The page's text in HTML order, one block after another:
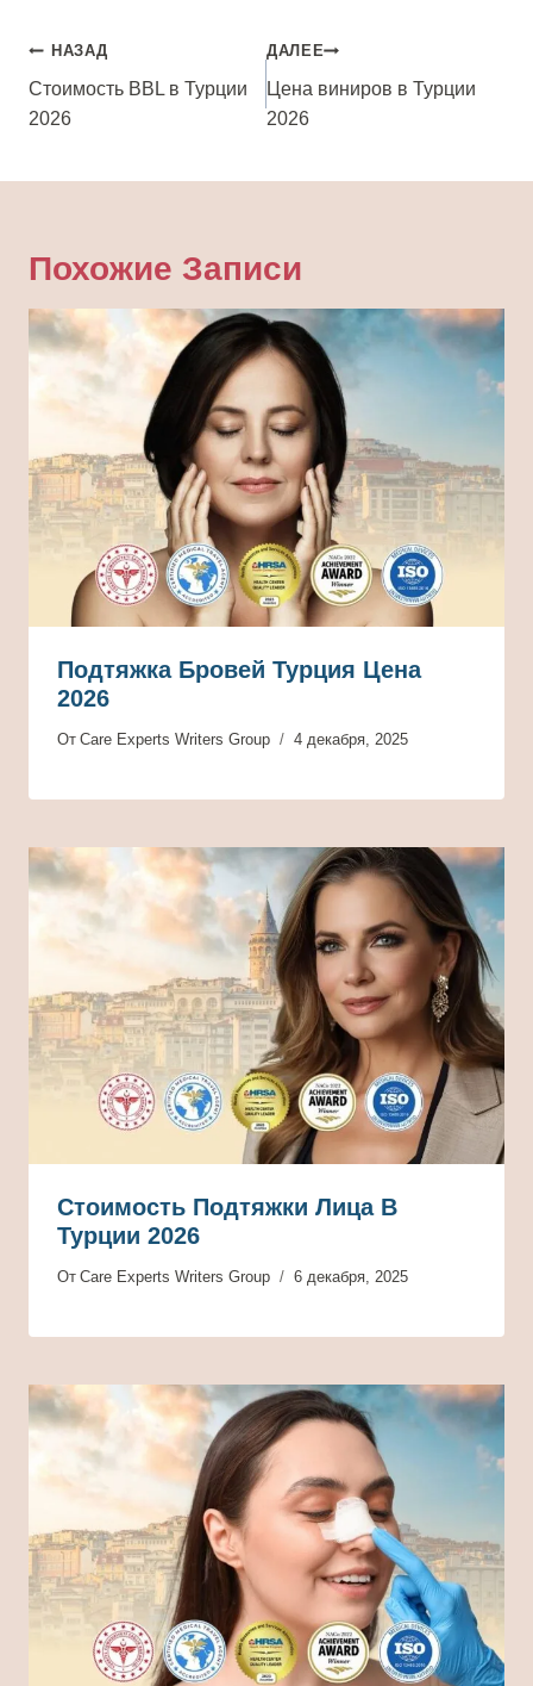
Навигация
По
НАЗАД
Стоимость BBL в Турции
2026
ДАЛЕЕ
Цена виниров в Турции
2026
Похожие Записи
Подтяжка Бровей Турция Цена
2026
От Care Experts Writers Group 4 декабря, 2025
Стоимость Подтяжки Лица В
Турции 2026
От Care Experts Writers Group 6 декабря, 2025